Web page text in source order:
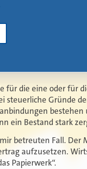
für die eine oder für
steuerliche Gründe
bestehen
ein Bestand stark
betreuten Fall. Der
aufzusetzen.
Papierwerk“.